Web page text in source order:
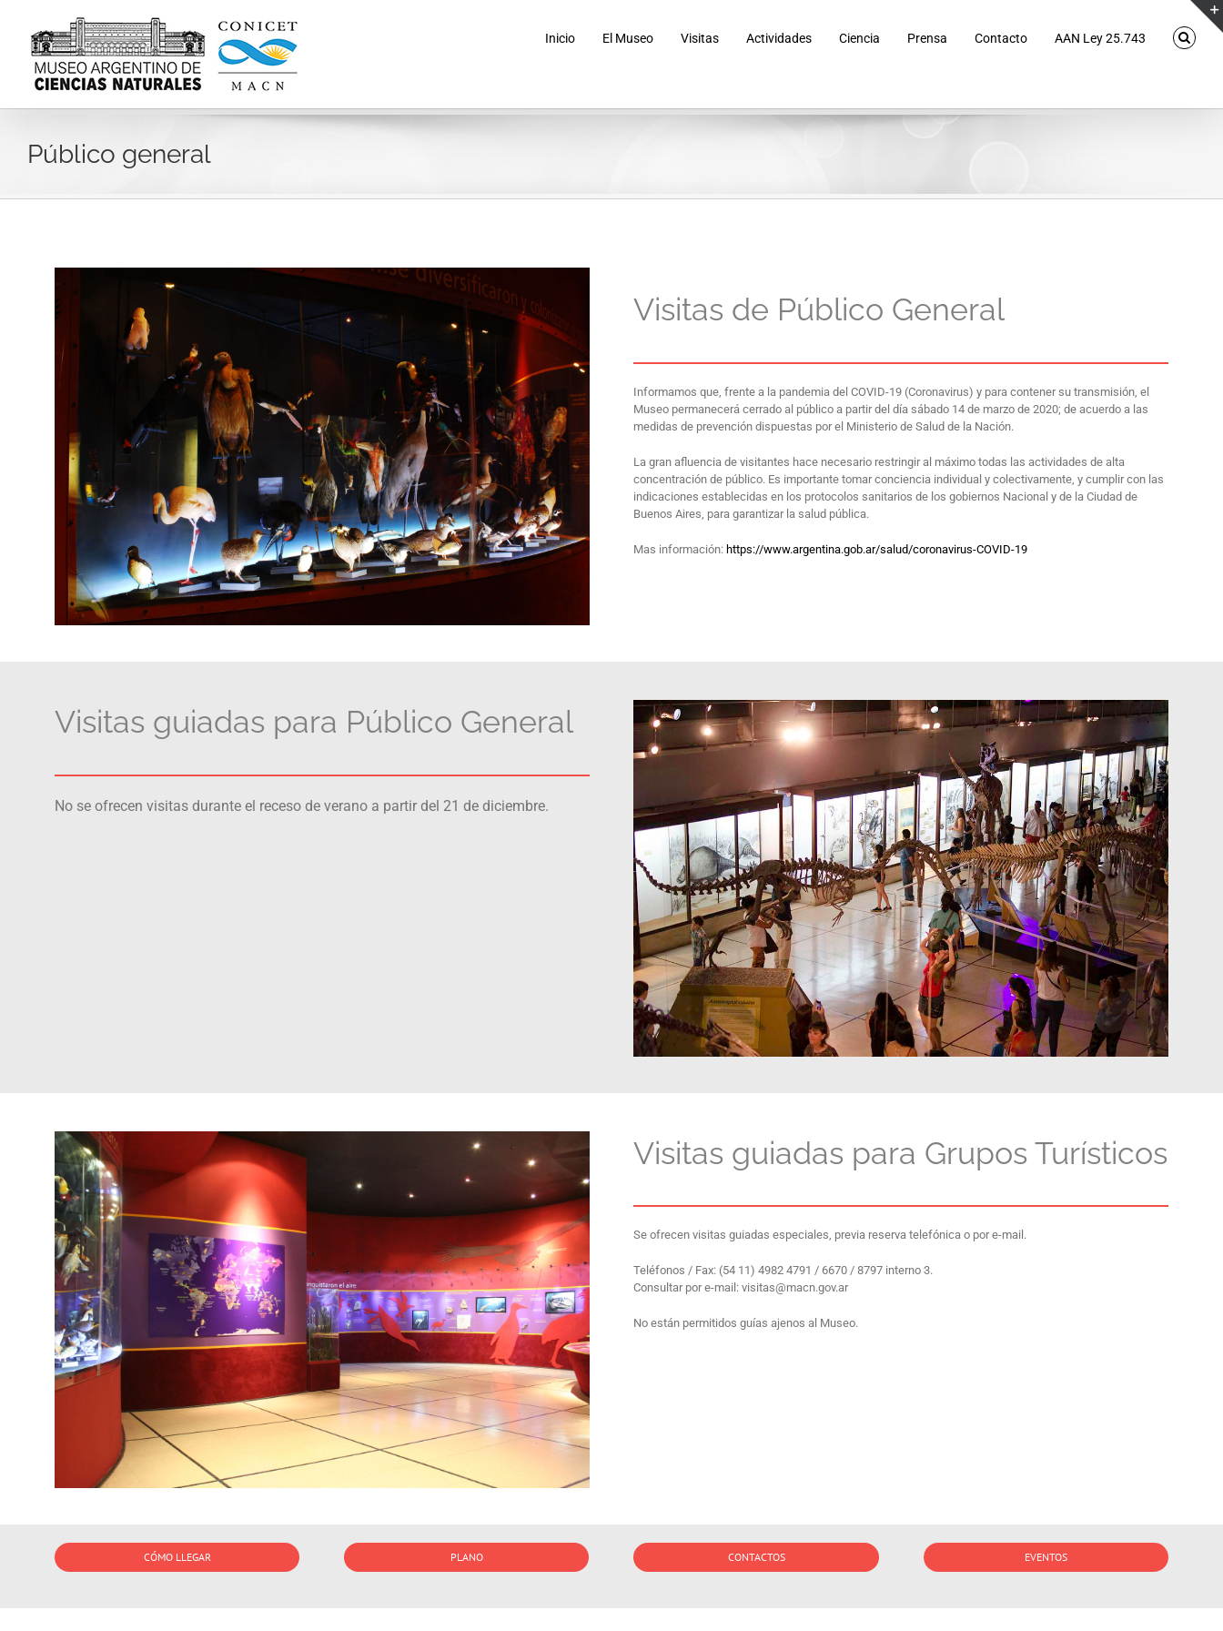
content
Inicio El Museo Visitas Actividades Ciencia Prensa Contacto AAN Ley 25.743
Público general
Visitas de Público General
Informamos que, frente a la pandemia del COVID-19 (Coronavirus) y para contener su transmisión, el
Museo permanecerá cerrado al público a partir del día sábado 14 de marzo de 2020; de acuerdo a las
medidas de prevención dispuestas por el Ministerio de Salud de la Nación.
La gran afluencia de visitantes hace necesario restringir al máximo todas las actividades de alta
concentración de público. Es importante tomar conciencia individual y colectivamente, y cumplir con las
indicaciones establecidas en los protocolos sanitarios de los gobiernos Nacional y de la Ciudad de
Buenos Aires, para garantizar la salud pública.
Mas información:https://www.argentina.gob.ar/salud/coronavirus-COVID-19
Visitas guiadas para Público General
No se ofrecen visitas durante el receso de verano a partir del 21 de diciembre.
Visitas guiadas para Grupos Turísticos
Se ofrecen visitas guiadas especiales, previa reserva telefónica o por e-mail.
Teléfonos / Fax: (54 11) 4982 4791 / 6670 / 8797 interno 3.
Consultar por e-mail: visitas@macn.gov.ar
No están permitidos guías ajenos al Museo.
CÓMO LLEGAR PLANO CONTACTOS EVENTOS